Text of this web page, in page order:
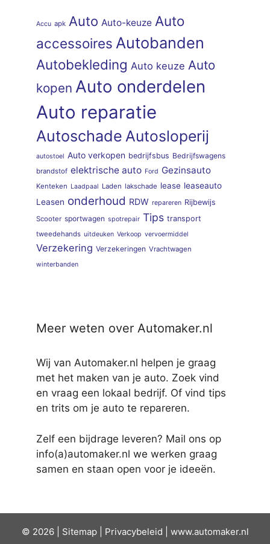
Accu apk Auto Auto-keuze Auto
accessoires Autobanden
Autobekleding Auto keuze Auto
kopen Auto onderdelen
Auto reparatie
Autoschade Autosloperij
autostoel Auto verkopen bedrijfsbus Bedrijfswagens
brandstof elektrische auto Ford Gezinsauto
Kenteken Laadpaal Laden lakschade lease leaseauto
Leasen onderhoud RDW repareren Rijbewijs
Scooter sportwagen spotrepair Tips transport
tweedehands uitdeuken Verkoop vervoermiddel
Verzekering Verzekeringen Vrachtwagen
winterbanden
Meer weten over Automaker.nl
Wij van Automaker.nl helpen je graag
met het maken van je auto. Zoek vind
en vraag een lokaal bedrijf. Of vind tips
en trits om je auto te repareren.
Zelf een bijdrage leveren? Mail ons op
info(a)automaker.nl we werken graag
samen en staan open voor je ideeën.
© 2026 | Sitemap| Privacybeleid www.automaker.nl